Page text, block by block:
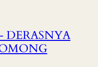
DERASNYA